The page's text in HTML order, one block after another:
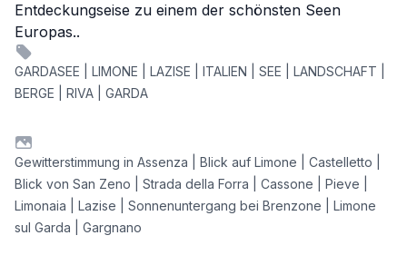
Entdeckungseise zu einem der schönsten Seen
Europas..
GARDASEE | LIMONE | LAZISE | ITALIEN | SEE | LANDSCHAFT |
BERGE | RIVA | GARDA
Gewitterstimmung in Assenza | Blick auf Limone | Castelletto |
Blick von San Zeno | Strada della Forra | Cassone | Pieve |
Limonaia | Lazise | Sonnenuntergang bei Brenzone | Limone
sul Garda | Gargnano